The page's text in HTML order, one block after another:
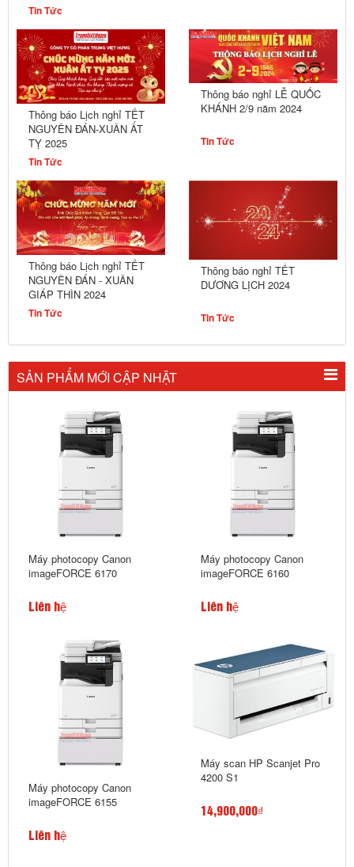
Tin Tức
Thông báo Lịch nghỉ TẾT
NGUYÊN ĐÁN-XUÂN ẤT
TỴ 2025
Tin Tức
Thông báo nghỉ LỄ QUỐC
KHÁNH 2/9 năm 2024
Tin Tức
Thông báo Lịch nghỉ TẾT
NGUYÊN ĐÁN - XUÂN
GIÁP THÌN 2024
Tin Tức
Thông báo nghỉ TẾT
DƯƠNG LỊCH 2024
Tin Tức
SẢN PHẨM MỚI CẬP NHẬT
Máy photocopy Canon
imageFORCE 6170
Liên hệ
Máy photocopy Canon
imageFORCE 6160
Liên hệ
Máy photocopy Canon
imageFORCE 6155
Liên hệ
Máy scan HP Scanjet Pro
4200 S1
14,900,000₫